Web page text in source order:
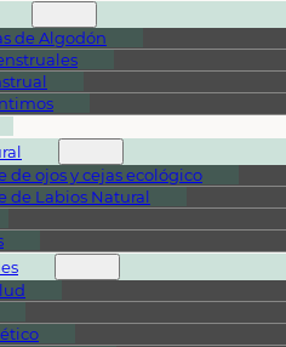
de Algodón
de ojos y cejas ecológico
de Labios Natural